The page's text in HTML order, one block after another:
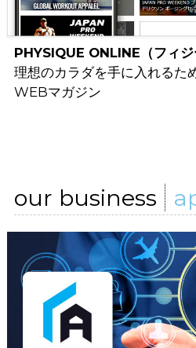
PHYSIQUE ONLINE（フィジ
理想のカラダを手に入れるた
WEBマガジン
our business